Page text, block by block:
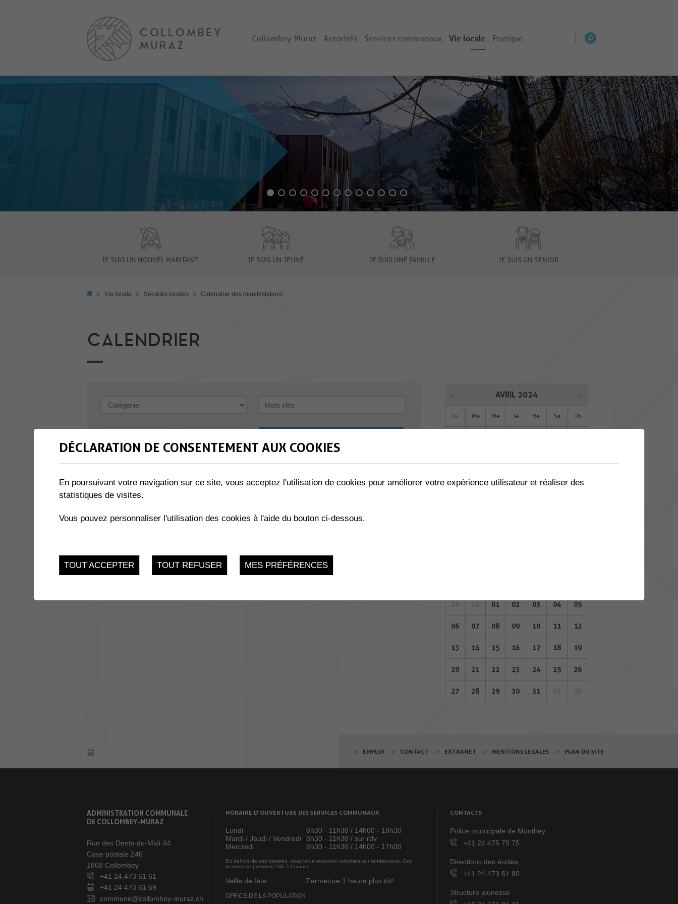
Collombey-Muraz Autorités Services communaux Vie locale Pratique
JE SUIS UN NOUVEL HABITANT JE SUIS UN JEUNE JE SUIS UNE FAMILLE JE SUIS UN SENIOR
> Vie locale > Sociétés locales > Calendrier des manifestations
CALENDRIER
JUSQU'AU
17
EXPOSITION « LE MIEL ET LES ABEILLES »
du 21.11.2022 au 17.02.2023
AVRIL 2024
Lu Ma Me Je Ve Sa Di
15 16 17 18 19 20 21
01 02 03 04 05
06 07 08 09 10 11 12
13 14 15 16 17 18 19
20 21 22 23 24 25 26
27 28 29 30 31
EMPLOI CONTACT EXTRANET MENTIONS LÉGALES PLAN DU SITE
ADMINISTRATION COMMUNALE
DE COLLOMBEY-MURAZ
Rue des Dents-du-Midi 44
Case postale 246
1868 Collombey
+41 24 473 61 61
+41 24 473 61 69
commune@collombey-muraz.ch
HORAIRE D’OUVERTURE DES SERVICES COMMUNAUX
Lundi
8h30 - 11h30 / 14h00 - 18h30
Mardi / Jeudi / Vendredi
8h30 - 11h30 / sur rdv
Mercredi
8h30 - 11h30 / 14h00 - 17h00
En dehors de ces horaires, nous vous recevons volontiers sur rendez-vous. Ces
derniers se prennent 24h à l’avance.
Veille de fête Fermeture 1 heure plus tôt!
OFFICE DE LA POPULATION
CONTACTS
Police municipale de Monthey
+41 24 475 75 75
Directions des écoles
+41 24 473 61 80
Structure jeunesse
DÉCLARATION DE CONSENTEMENT AUX COOKIES
En poursuivant votre navigation sur ce site, vous acceptez l'utilisation de cookies pour améliorer votre expérience utilisateur et réaliser des
statistiques de visites.
Vous pouvez personnaliser l'utilisation des cookies à l'aide du bouton ci-dessous.
TOUT ACCEPTER TOUT REFUSER MES PRÉFÉRENCES